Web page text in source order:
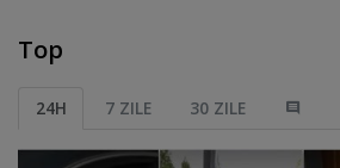
Top
24H 7 ZILE 30 ZILE